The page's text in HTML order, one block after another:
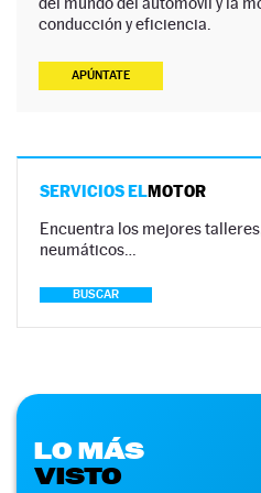
conducción y eficiencia.
APÚNTATE
SERVICIOS ELMOTOR
Encuentra los mejores
neumáticos…
BUSCAR
LO MÁS
VISTO